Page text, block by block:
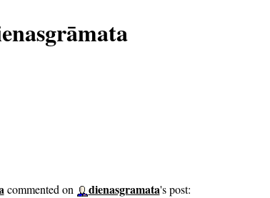
commented on dienasgramata's post: